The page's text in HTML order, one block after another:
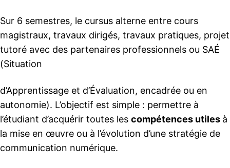
Sur 6 semestres, le cursus alterne entre cours
magistraux, travaux dirigés, travaux pratiques, projet
tutoré avec des partenaires professionnels ou SAÉ
(Situation
d’Apprentissage et d’Évaluation, encadrée ou en
autonomie). L’objectif est simple : permettre à
l’étudiant d’acquérir toutes les compétences utiles à
la mise en œuvre ou à l’évolution d’une stratégie de
communication numérique.